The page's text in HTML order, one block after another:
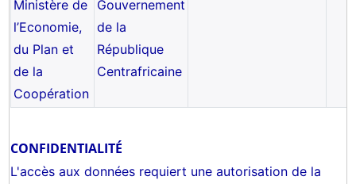
Ministère de
l’Economie,
du Plan et
de la
Coopération
Gouvernement
de la
République
Centrafricaine
CONFIDENTIALITÉ
L'accès aux données requiert une autorisation de la